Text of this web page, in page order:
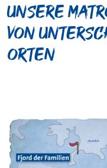
Unsere
von
Orten